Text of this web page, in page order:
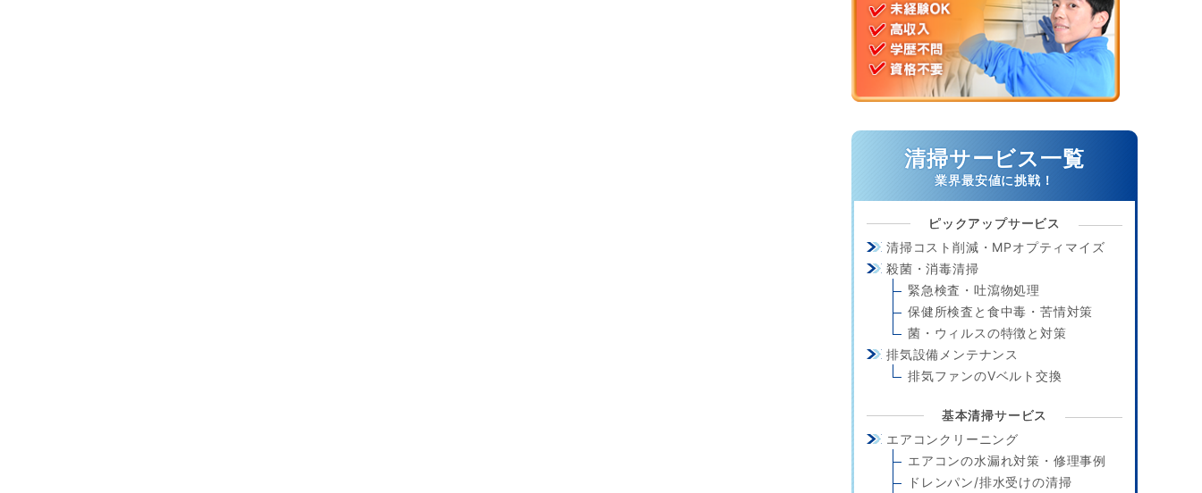
清掃サービス一覧
ピックアップサービス
清掃コスト削減・MPオプティマイズ
殺菌・消毒清掃
緊急検査・吐瀉物処理
保健所検査と食中毒・苦情対策
菌・ウィルスの特徴と対策
排気設備メンテナンス
排気ファンのVベルト交換
基本清掃サービス
エアコンクリーニング
エアコンの水漏れ対策・修理事例
ドレンパン/排水受けの清掃